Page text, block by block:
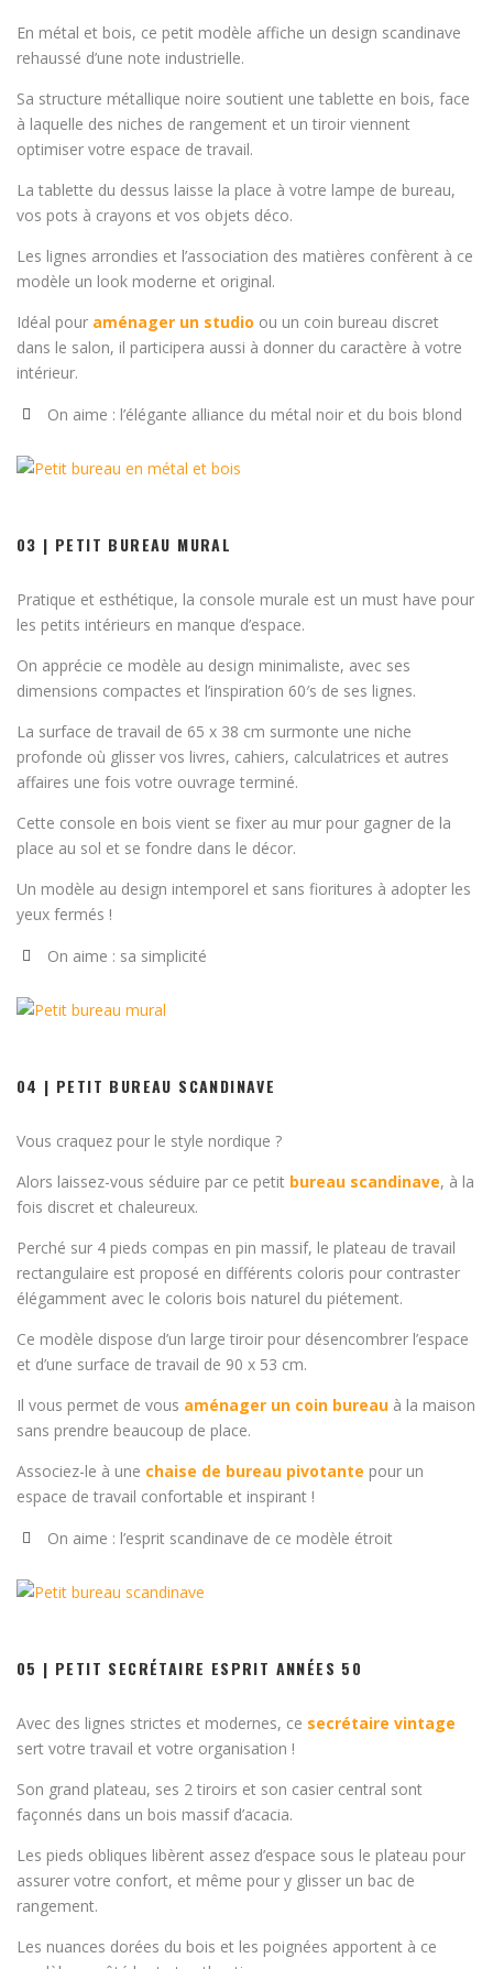
En métal et bois, ce petit modèle affiche un design scandinave
rehaussé d’une note industrielle.
Sa structure métallique noire soutient une tablette en bois, face
à laquelle des niches de rangement et un tiroir viennent
optimiser votre espace de travail.
La tablette du dessus laisse la place à votre lampe de bureau,
vos pots à crayons et vos objets déco.
Les lignes arrondies et l’association des matières confèrent à ce
modèle un look moderne et original.
Idéal pour aménager un studio ou un coin bureau discret
dans le salon, il participera aussi à donner du caractère à votre
intérieur.
On aime : l’élégante alliance du métal noir et du bois blond
03 | PETIT BUREAU MURAL
Pratique et esthétique, la console murale est un must have pour
les petits intérieurs en manque d’espace.
On apprécie ce modèle au design minimaliste, avec ses
dimensions compactes et l’inspiration 60′s de ses lignes.
La surface de travail de 65 x 38 cm surmonte une niche
profonde où glisser vos livres, cahiers, calculatrices et autres
affaires une fois votre ouvrage terminé.
Cette console en bois vient se fixer au mur pour gagner de la
place au sol et se fondre dans le décor.
Un modèle au design intemporel et sans fioritures à adopter les
yeux fermés !
On aime : sa simplicité
04 | PETIT BUREAU SCANDINAVE
Vous craquez pour le style nordique ?
Alors laissez-vous séduire par ce petit bureau scandinave, à la
fois discret et chaleureux.
Perché sur 4 pieds compas en pin massif, le plateau de travail
rectangulaire est proposé en différents coloris pour contraster
élégamment avec le coloris bois naturel du piétement.
Ce modèle dispose d’un large tiroir pour désencombrer l’espace
et d’une surface de travail de 90 x 53 cm.
Il vous permet de vous aménager un coin bureau à la maison
sans prendre beaucoup de place.
Associez-le à une chaise de bureau pivotante pour un
espace de travail confortable et inspirant !
On aime : l’esprit scandinave de ce modèle étroit
05 | PETIT SECRÉTAIRE ESPRIT ANNÉES 50
Avec des lignes strictes et modernes, ce secrétaire vintage
sert votre travail et votre organisation !
Son grand plateau, ses 2 tiroirs et son casier central sont
façonnés dans un bois massif d’acacia.
Les pieds obliques libèrent assez d’espace sous le plateau pour
assurer votre confort, et même pour y glisser un bac de
rangement.
Les nuances dorées du bois et les poignées apportent à ce